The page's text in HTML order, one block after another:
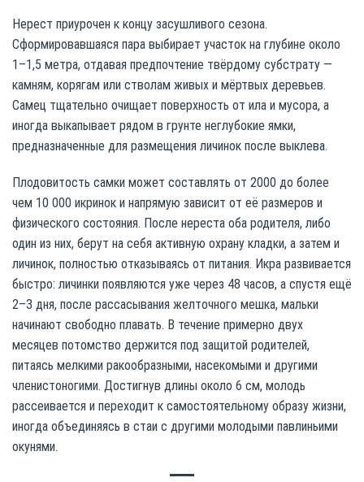
Нерест приурочен к концу засушливого сезона.
Сформировавшаяся пара выбирает участок на глубине около
1–1,5 метра, отдавая предпочтение твёрдому субстрату —
камням, корягам или стволам живых и мёртвых деревьев.
Самец тщательно очищает поверхность от ила и мусора, а
иногда выкапывает рядом в грунте неглубокие ямки,
предназначенные для размещения личинок после выклева.
Плодовитость самки может составлять от 2000 до более
чем 10 000 икринок и напрямую зависит от её размеров и
физического состояния. После нереста оба родителя, либо
один из них, берут на себя активную охрану кладки, а затем и
личинок, полностью отказываясь от питания. Икра развивается
быстро: личинки появляются уже через 48 часов, а спустя ещё
2–3 дня, после рассасывания желточного мешка, мальки
начинают свободно плавать. В течение примерно двух
месяцев потомство держится под защитой родителей,
питаясь мелкими ракообразными, насекомыми и другими
членистоногими. Достигнув длины около 6 см, молодь
рассеивается и переходит к самостоятельному образу жизни,
иногда объединяясь в стаи с другими молодыми павлиньими
окунями.